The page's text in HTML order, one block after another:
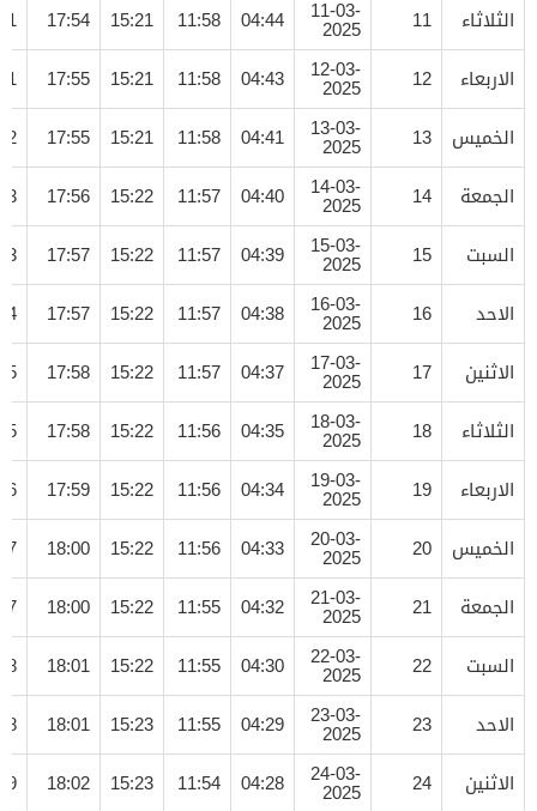
الثلاثاء
11
11-03-
2025
04:44
11:58
15:21
17:54
الاربعاء
12
12-03-
2025
04:43
11:58
15:21
17:55
الخميس
13
13-03-
2025
04:41
11:58
15:21
17:55
الجمعة
14
14-03-
2025
04:40
11:57
15:22
17:56
السبت
15
15-03-
2025
04:39
11:57
15:22
17:57
الاحد
16
16-03-
2025
04:38
11:57
15:22
17:57
الاثنين
17
17-03-
2025
04:37
11:57
15:22
17:58
الثلاثاء
18
18-03-
2025
04:35
11:56
15:22
17:58
الاربعاء
19
19-03-
2025
04:34
11:56
15:22
17:59
الخميس
20
20-03-
2025
04:33
11:56
15:22
18:00
الجمعة
21
21-03-
2025
04:32
11:55
15:22
18:00
السبت
22
22-03-
2025
04:30
11:55
15:22
18:01
الاحد
23
23-03-
2025
04:29
11:55
15:23
18:01
الاثنين
24
24-03-
2025
04:28
11:54
15:23
18:02